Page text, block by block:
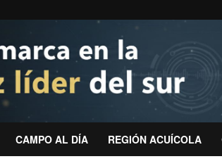
CAMPO AL DÍA REGIÓN ACUÍCOLA